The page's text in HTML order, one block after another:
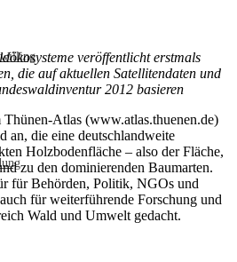
veröffentlicht erstmals
die auf aktuellen Satellitendaten und
2012 basieren
Atlas (www.atlas.thuenen.de)
an, die eine deutschlandweite
Holzbodenfläche – also der Fläche,
zu den dominierenden Baumarten.
für Behörden, Politik, NGOs und
für weiterführende Forschung und
Wald und Umwelt gedacht.